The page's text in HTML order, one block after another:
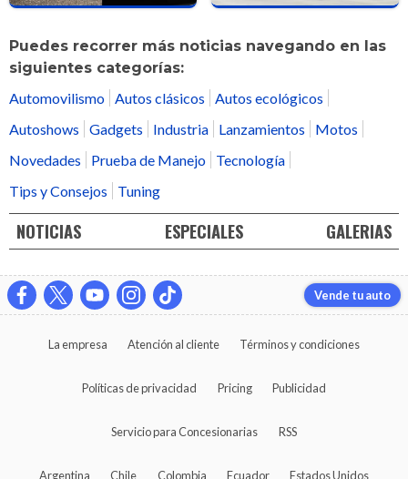
Puedes recorrer más noticias navegando en las
siguientes categorías:
Automovilismo
Autos clásicos
Autos ecológicos
Autoshows
Gadgets Industria Lanzamientos
Motos
Novedades
Prueba de Manejo
Tecnología
Tips y Consejos
Tuning
NOTICIAS ESPECIALES GALERIAS
Vende tu auto
La empresa Atención al cliente Términos y condiciones
Políticas de privacidad Pricing Publicidad
Servicio para Concesionarias RSS
Argentina Chile Colombia Ecuador Estados Unidos